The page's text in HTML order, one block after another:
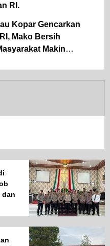
RI.
Kopar Gencarkan
Mako Bersih
Makin
dan